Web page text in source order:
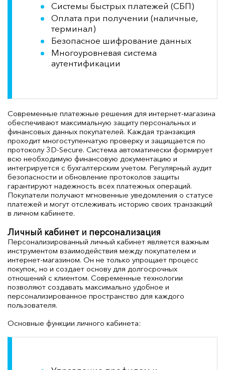
Системы быстрых платежей (СБП)
Оплата при получении (наличные,
терминал)
Безопасное шифрование данных
Многоуровневая система
аутентификации
Современные платежные решения для интернет-магазина
обеспечивают максимальную защиту персональных и
финансовых данных покупателей. Каждая транзакция
проходит многоступенчатую проверку и защищается по
протоколу 3D-Secure. Система автоматически формирует
всю необходимую финансовую документацию и
интегрируется с бухгалтерским учетом. Регулярный аудит
безопасности и обновление протоколов защиты
гарантируют надежность всех платежных операций.
Покупатели получают мгновенные уведомления о статусе
платежей и могут отслеживать историю своих транзакций
в личном кабинете.
Личный кабинет и персонализация
Персонализированный личный кабинет является важным
инструментом взаимодействия между покупателем и
интернет-магазином. Он не только упрощает процесс
покупок, но и создает основу для долгосрочных
отношений с клиентом. Современные технологии
позволяют создавать максимально удобное и
персонализированное пространство для каждого
пользователя.
Основные функции личного кабинета: